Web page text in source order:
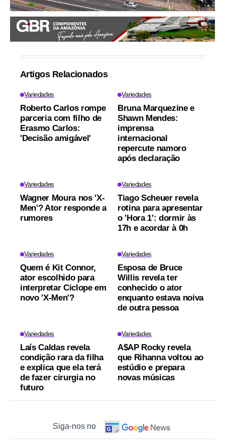
Artigos Relacionados
Variedades
Roberto Carlos rompe
parceria com filho de
Erasmo Carlos:
'Decisão amigável'
Variedades
Bruna Marquezine e
Shawn Mendes:
imprensa
internacional
repercute namoro
após declaração
Variedades
Wagner Moura nos 'X-
Men'? Ator responde a
rumores
Variedades
Tiago Scheuer revela
rotina para apresentar
o 'Hora 1': dormir às
17h e acordar à 0h
Variedades
Quem é Kit Connor,
ator escolhido para
interpretar Ciclope em
novo 'X-Men'?
Variedades
Esposa de Bruce
Willis revela ter
conhecido o ator
enquanto estava noiva
de outra pessoa
Variedades
Laís Caldas revela
condição rara da filha
e explica que ela terá
de fazer cirurgia no
futuro
Variedades
A$AP Rocky revela
que Rihanna voltou ao
estúdio e prepara
novas músicas
Siga-nos no